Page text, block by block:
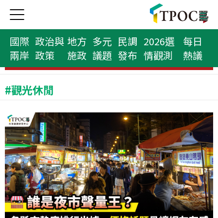
國際
兩岸
政治與
政策
地方
施政
多元
議題
民調
發布
2026選
情觀測
每日
熱議
縣市首長榜
#觀光休閒